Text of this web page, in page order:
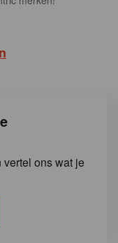
vertel ons wat je